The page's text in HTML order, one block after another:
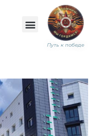
Путь к победе